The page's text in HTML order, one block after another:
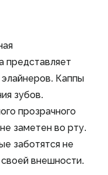
представляет
Каппы
зубов.
прозрачного
заметен во рту.
заботятся не
внешности.